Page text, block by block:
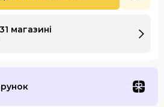
магазині